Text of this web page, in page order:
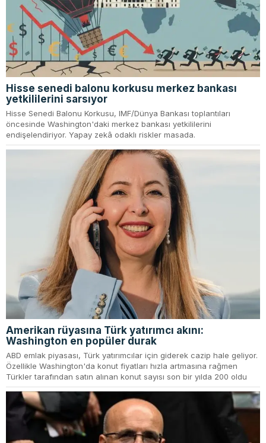
Hisse senedi balonu korkusu merkez bankası
yetkililerini sarsıyor
Hisse Senedi Balonu Korkusu, IMF/Dünya Bankası toplantıları
öncesinde Washington'daki merkez bankası yetkililerini
endişelendiriyor. Yapay zekâ odaklı riskler masada.
Amerikan rüyasına Türk yatırımcı akını:
Washington en popüler durak
ABD emlak piyasası, Türk yatırımcılar için giderek cazip hale geliyor.
Özellikle Washington'da konut fiyatları hızla artmasına rağmen
Türkler tarafından satın alınan konut sayısı son bir yılda 200 oldu